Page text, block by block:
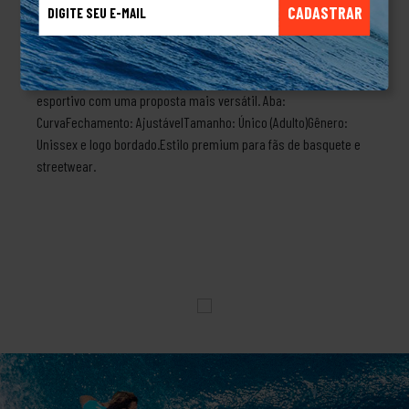
CADASTRAR
Angeles Lakers Cinza. Com design sofisticado e acabamento
monocromático, o modelo aposta em tons discretos para
destacar o icônico logo dos Lakers de forma elegante e
moderna, sendo a escolha ideal para quem aprecia estilo
esportivo com uma proposta mais versátil. Aba:
CurvaFechamento: AjustávelTamanho: Único (Adulto)Gênero:
Unissex e logo bordado.Estilo premium para fãs de basquete e
streetwear.